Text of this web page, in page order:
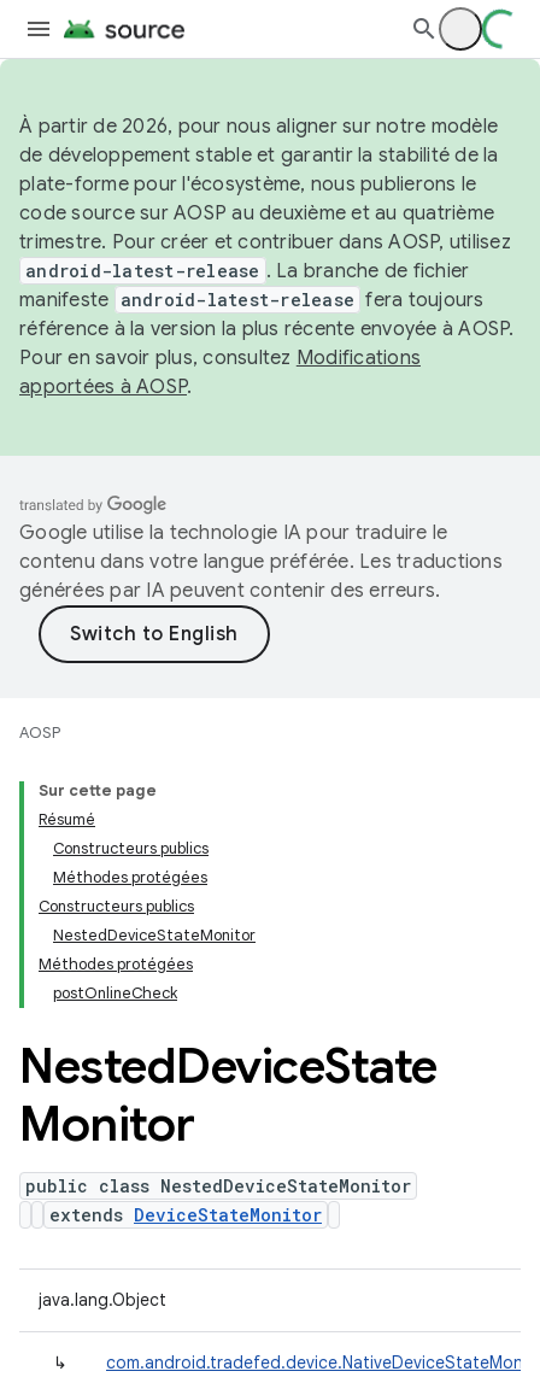
À partir de 2026, pour nous aligner sur notre modèle
de développement stable et garantir la stabilité de la
plate-forme pour l'écosystème, nous publierons le
code source sur AOSP au deuxième et au quatrième
trimestre. Pour créer et contribuer dans AOSP, utilisez
android-latest-release . La branche de fichier
manifeste android-latest-release fera toujours
référence à la version la plus récente envoyée à AOSP.
Pour en savoir plus, consultez Modifications
apportées à AOSP.
Google utilise la technologie IA pour traduire le
contenu dans votre langue préférée. Les traductions
générées par IA peuvent contenir des erreurs.
AOSP
Sur cette page
Résumé
Constructeurs publics
Méthodes protégées
Constructeurs publics
NestedDeviceStateMonitor
Méthodes protégées
postOnlineCheck
NestedDeviceState
Monitor
public class NestedDeviceStateMonitor
extends DeviceStateMonitor
java.lang.Object
↳